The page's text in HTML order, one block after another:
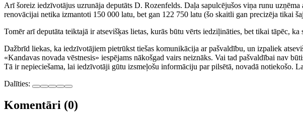
Arī šoreiz iedzīvotājus uzrunāja deputāts D. Rozenfelds. Daļa sapulcējušos viņa runu
renovācijai netika izmantoti 150 000 latu, bet gan 122 750 latu (šo skaitli gan precizēja tikai
Tomēr arī deputāta teiktajā ir atsevišķas lietas, kurās būtu vērts iedziļināties, bet tikai tāpēc,
Dažbrīd liekas, ka iedzīvotājiem pietrūkst tiešas komunikācija ar pašvaldību, un izpaliek
«Kandavas novada vēstnesis» iespējams nākošgad vairs neiznāks. Vai tad pašvaldībai nav
Tā ir nepieciešama, lai iedzīvotāji gūtu izsmeļošu informāciju par pilsētā, novadā notiekošo.
Dalīties:
Komentāri (0)